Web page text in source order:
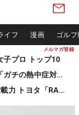
メルマガ登録
イフ 漫画 ゴル
子プロ トップ10
女子プロやキャディがやる「ガチの熱中症対策」
ゴルフバッグ4本飲み込む積載力 トヨタ「RAV4」